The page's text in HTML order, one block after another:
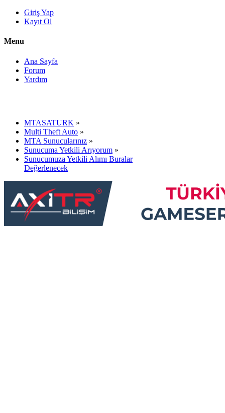
Giriş Yap
Kayıt Ol
Menu
Ana Sayfa
Forum
Yardım
MTASATURK »
Multi Theft Auto »
MTA Sunucularınız »
Sunucuma Yetkili Arıyorum »
Sunucumuza Yetkili Alımı Buralar
Değerlenecek